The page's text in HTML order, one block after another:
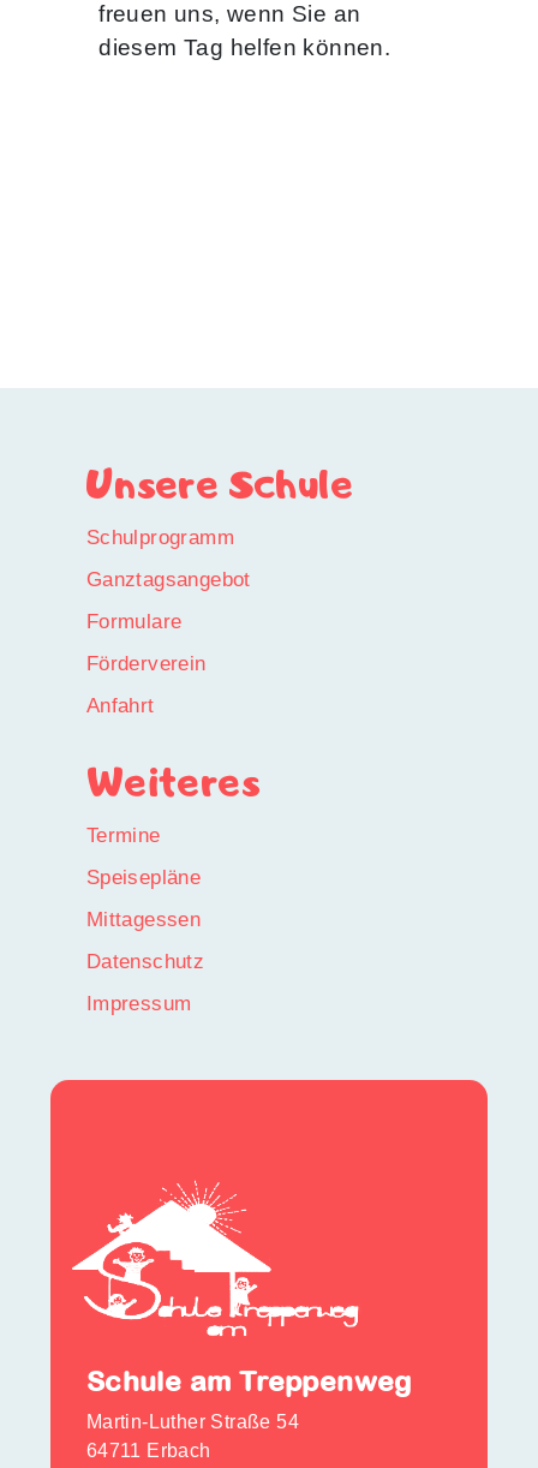
freuen uns, wenn Sie an
diesem Tag helfen können.
Unsere Schule
Schulprogramm
Ganztagsangebot
Formulare
Förderverein
Anfahrt
Weiteres
Termine
Speisepläne
Mittagessen
Datenschutz
Impressum
Schule am Treppenweg
Martin-Luther Straße 54
64711 Erbach